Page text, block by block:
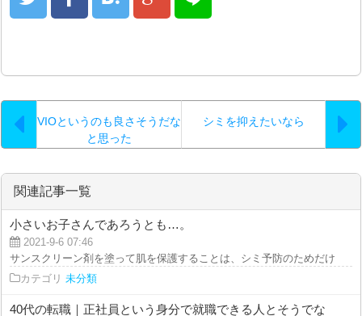
VIOというのも良さそうだな
と思った
シミを抑えたいなら
関連記事一覧
小さいお子さんであろうとも…。
2021-9-6 07:46
サンスクリーン剤を塗って肌を保護することは、シミ予防のためだけに敢
カテゴリ 未分類
40代の転職｜正社員という身分で就職できる人とそうでな